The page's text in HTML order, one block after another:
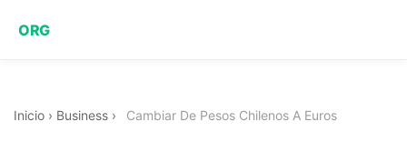
ORG
Inicio › Business › Cambiar De Pesos Chilenos A Euros